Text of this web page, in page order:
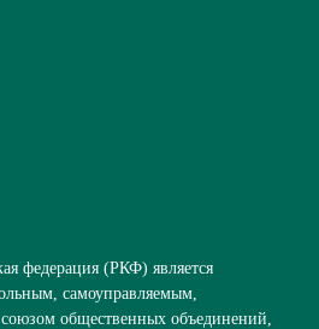
федерация (РКФ) является
самоуправляемым,
общественных объединений,